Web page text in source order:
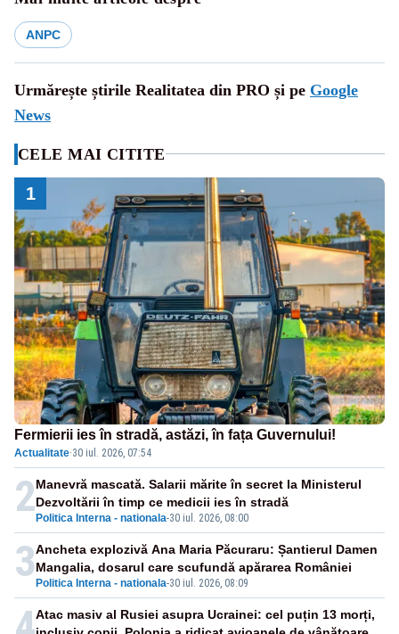
ANPC
Urmărește știrile Realitatea din PRO și pe Google
News
CELE MAI CITITE
1
Fermierii ies în stradă, astăzi, în fața Guvernului!
Actualitate·30 iul. 2026, 07:54
2 Politica Interna - nationala-30 iul. 2026, 08:00
Manevră mascată. Salarii mărite în secret la Ministerul
Dezvoltării în timp ce medicii ies în stradă
3 Politica Interna - nationala-30 iul. 2026, 08:09
Ancheta explozivă Ana Maria Păcuraru: Șantierul Damen
Mangalia, dosarul care scufundă apărarea României
Atac masiv al Rusiei asupra Ucrainei: cel puțin 13 morți,